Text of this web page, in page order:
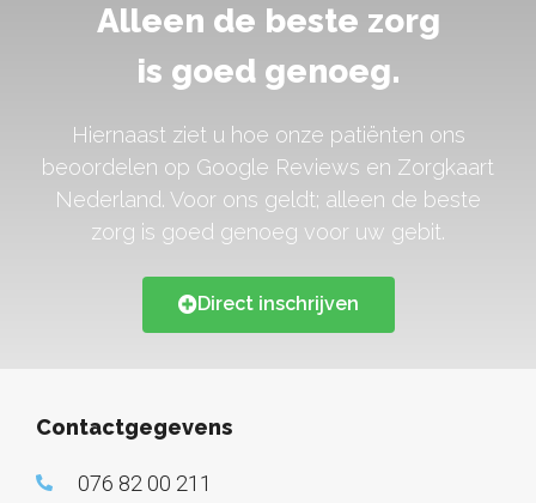
Alleen de beste zorg
is goed genoeg.
Hiernaast ziet u hoe onze patiënten ons
beoordelen op Google Reviews en Zorgkaart
Nederland. Voor ons geldt; alleen de beste
zorg is goed genoeg voor uw gebit.
Direct inschrijven
Contactgegevens
076 82 00 211